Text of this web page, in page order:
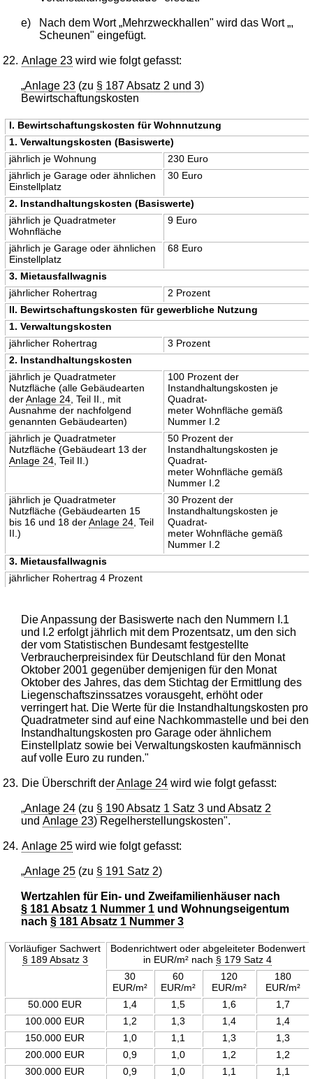
e)
Nach dem Wort „Mehrzweckhallen" wird das Wort „,
Scheunen" eingefügt.
22. Anlage 23 wird wie folgt gefasst:
„Anlage 23 (zu § 187 Absatz 2 und 3)
Bewirtschaftungskosten
I. Bewirtschaftungskosten für Wohnnutzung
1. Verwaltungskosten (Basiswerte)
jährlich je Wohnung
230 Euro
jährlich je Garage oder ähnlichen
Einstellplatz
30 Euro
2. Instandhaltungskosten (Basiswerte)
jährlich je Quadratmeter
Wohnfläche
9 Euro
jährlich je Garage oder ähnlichen
Einstellplatz
68 Euro
3. Mietausfallwagnis
jährlicher Rohertrag
2 Prozent
II. Bewirtschaftungskosten für gewerbliche Nutzung
1. Verwaltungskosten
jährlicher Rohertrag
3 Prozent
2. Instandhaltungskosten
jährlich je Quadratmeter
Nutzfläche (alle Gebäudearten
derAnlage 24, Teil II., mit
Ausnahme der nachfolgend
genannten Gebäudearten)
100 Prozent der
Instandhaltungskosten je
Quadrat-
meter Wohnfläche gemäß
Nummer I.2
jährlich je Quadratmeter
Nutzfläche (Gebäudeart 13 der
Anlage 24, Teil II.)
50 Prozent der
Instandhaltungskosten je
Quadrat-
meter Wohnfläche gemäß
Nummer I.2
jährlich je Quadratmeter
Nutzfläche (Gebäudearten 15
bis 16 und 18 derAnlage 24, Teil
II.)
30 Prozent der
Instandhaltungskosten je
Quadrat-
meter Wohnfläche gemäß
Nummer I.2
3. Mietausfallwagnis
jährlicher Rohertrag 4 Prozent
Die Anpassung der Basiswerte nach den Nummern I.1
und I.2 erfolgt jährlich mit dem Prozentsatz, um den sich
der vom Statistischen Bundesamt festgestellte
Verbraucherpreisindex für Deutschland für den Monat
Oktober 2001 gegenüber demjenigen für den Monat
Oktober des Jahres, das dem Stichtag der Ermittlung des
Liegenschaftszinssatzes vorausgeht, erhöht oder
verringert hat. Die Werte für die Instandhaltungskosten pro
Quadratmeter sind auf eine Nachkommastelle und bei den
Instandhaltungskosten pro Garage oder ähnlichem
Einstellplatz sowie bei Verwaltungskosten kaufmännisch
auf volle Euro zu runden."
23. Die Überschrift derAnlage 24 wird wie folgt gefasst:
„Anlage 24 (zu § 190 Absatz 1 Satz 3 und Absatz 2
undAnlage 23) Regelherstellungskosten".
24. Anlage 25 wird wie folgt gefasst:
„Anlage 25 (zu § 191 Satz 2)
Wertzahlen für Ein- und Zweifamilienhäuser nach
§ 181 Absatz 1 Nummer 1 und Wohnungseigentum
nach§ 181 Absatz 1 Nummer 3
Vorläufiger Sachwert
§ 189 Absatz 3
Bodenrichtwert oder abgeleiteter Bodenwert
in EUR/m² nach § 179 Satz 4
30
EUR/m²
60
EUR/m²
120
EUR/m²
180
EUR/m²
50.000 EUR
1,4 1,5 1,6
1,7
100.000 EUR
1,2 1,3 1,4
1,4
150.000 EUR
1,0 1,1 1,3
1,3
200.000 EUR
0,9 1,0 1,2
1,2
300.000 EUR
0,9 1,0 1,1
1,1